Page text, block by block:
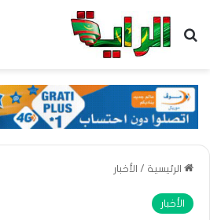
بحث عن
الرئيسية / الأخبار
الأخبار